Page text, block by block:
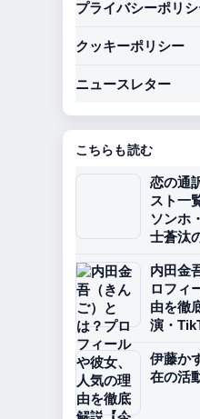
プライバシーポリ
クッキーポリシー
ニュースレター
こちらも読む
恋の通
スト一
ソンホ
士蒼汰
内田金
ロフィ
由を徹
演・
伊藤か
在の活